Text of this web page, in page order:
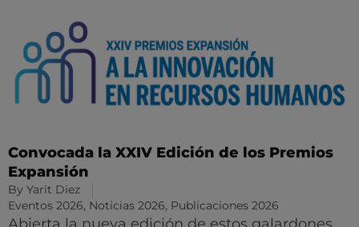
Convocada la XXIV Edición de los Premios
Expansión
By Yarit Diez
Eventos 2026, Noticias 2026, Publicaciones 2026